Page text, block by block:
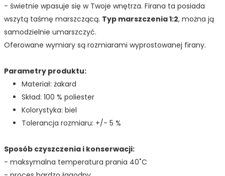
- świetnie wpasuje się w Twoje wnętrza. Firana ta posiada
wszytą taśmę marszczącą. Typ marszczenia 1:2, można ją
samodzielnie umarszczyć.
Oferowane wymiary są rozmiarami wyprostowanej firany.
Parametry produktu:
Materiał: żakard
Skład: 100 % poliester
Kolorystyka: biel
Tolerancja rozmiaru: +/- 5 %
Sposób czyszczenia i konserwacji:
- maksymalna temperatura prania 40˚C